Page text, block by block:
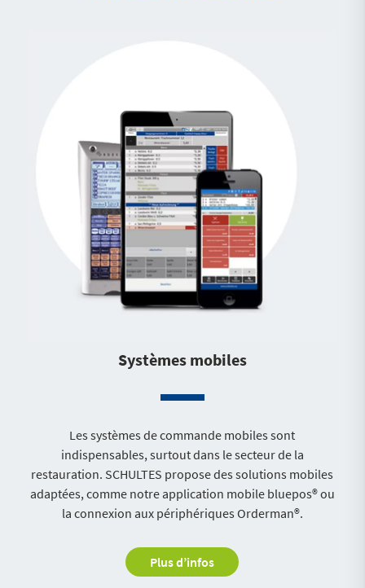
Systèmes mobiles
Les systèmes de commande mobiles sont
indispensables, surtout dans le secteur de la
restauration. SCHULTES propose des solutions mobiles
adaptées, comme notre application mobile bluepos® ou
la connexion aux périphériques Orderman®.
Plus d’infos